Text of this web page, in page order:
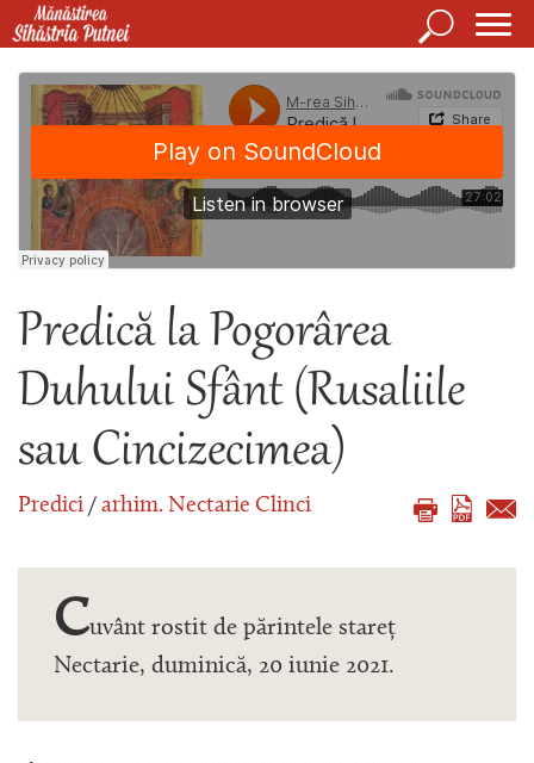
Mergi la conţinutul principal
de
Căutare
Predică la Pogorârea
Duhului Sfânt (Rusaliile
sau Cincizecimea)
Predici / arhim. Nectarie Clinci
Cuvânt rostit de părintele stareț
Nectarie, duminică, 20 iunie 2021.